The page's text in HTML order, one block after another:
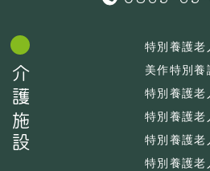
介護施設
特別養護老
美作特別
特別養護老
特別養護老
特別養護老
特別養護老